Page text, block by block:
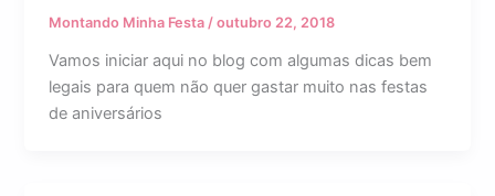
Montando Minha Festa/outubro 22, 2018
Vamos iniciar aqui no blog com algumas dicas bem
legais para quem não quer gastar muito nas festas
de aniversários